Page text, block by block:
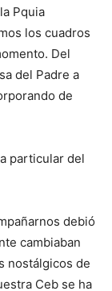
Pquia
los cuadros
Del
del Padre a
de
particular del
debió
cambiaban
nostálgicos de
Ceb se ha